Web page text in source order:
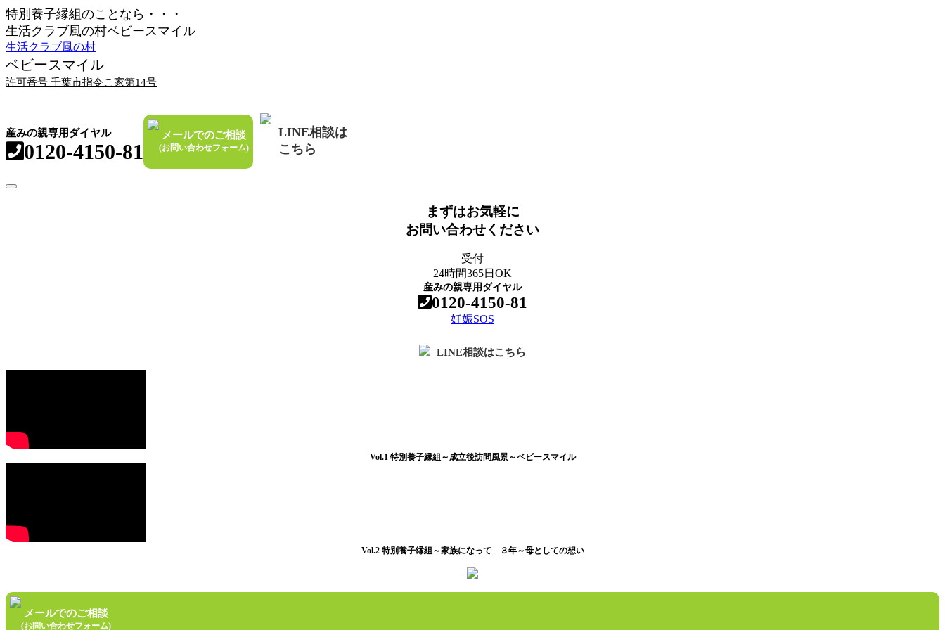
特別養子縁組のことなら・・・
生活クラブ風の村ベビースマイル
生活クラブ風の村
ベビースマイル
許可番号 千葉市指令こ家第14号
産みの親専用ダイヤル
0120-4150-81
メールでのご相談
(お問い合わせフォーム)
LINE相談は
こちら
まずはお気軽に
お問い合わせください
受付
24時間365日OK
産みの親専用ダイヤル
0120-4150-81
妊娠SOS
LINE相談はこちら
Vol.1 特別養子縁組～成立後訪問風景～ベビースマイル
Vol.2 特別養子縁組～家族になって ３年～母としての想い
メールでのご相談
(お問い合わせフォーム)